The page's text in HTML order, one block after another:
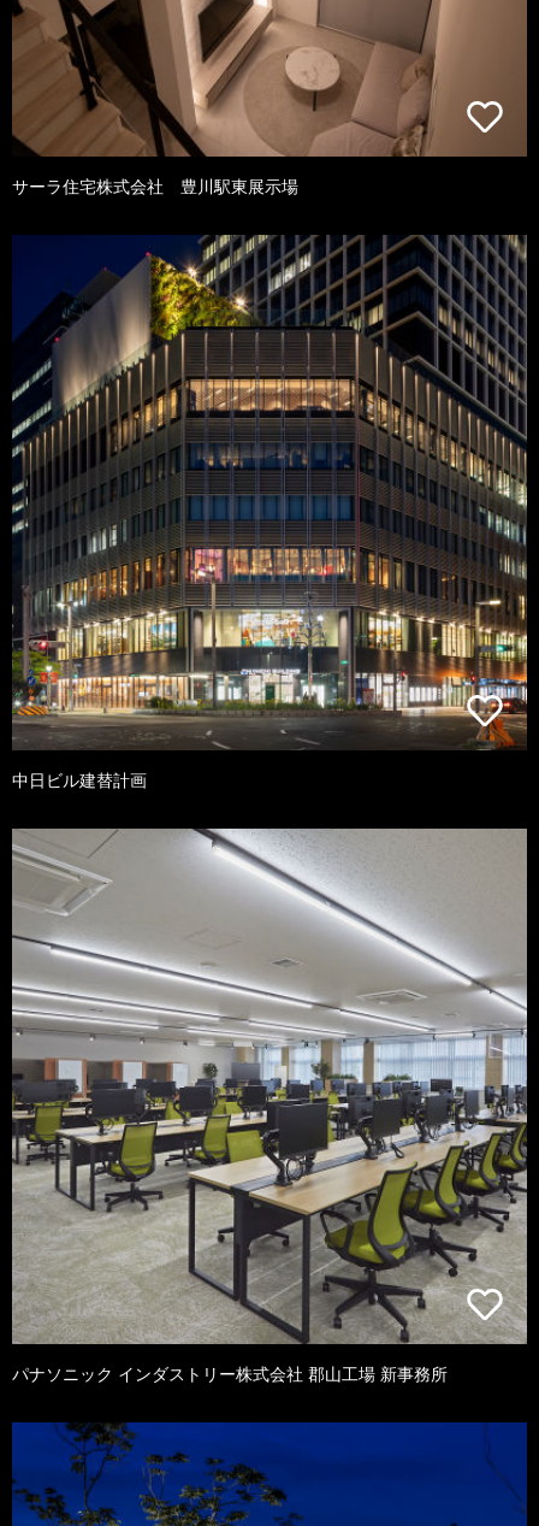
サーラ住宅株式会社 豊川駅東展示場
中日ビル建替計画
パナソニック インダストリー株式会社 郡山工場 新事務所